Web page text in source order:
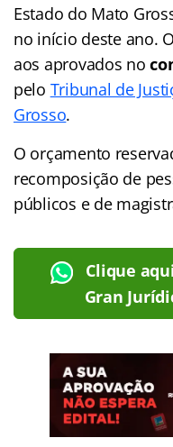
Estado do Mato
no início deste ano.
aos aprovados no
pelo Tribunal de
Grosso.
O orçamento
recomposição de
públicos e de
Clique
Gran